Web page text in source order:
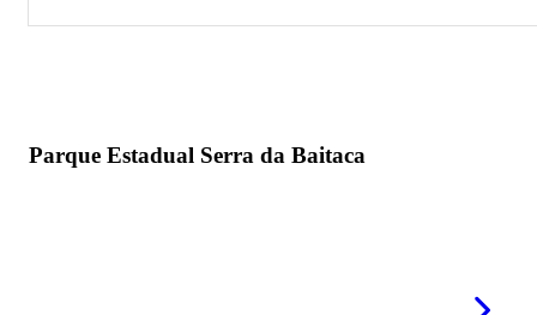
Parque Estadual Serra da Baitaca